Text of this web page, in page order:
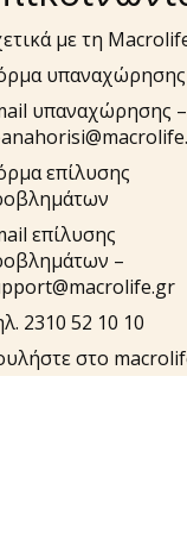
με τη
υπαναχώρησης
υπαναχώρησης –
επίλυσης
επίλυσης
–
2310 52 10 10
στο